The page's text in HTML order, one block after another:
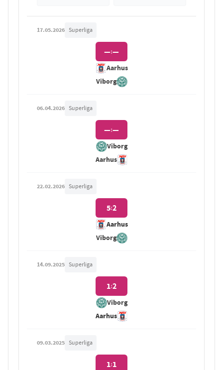
17.05.2026 Superliga
Aarhus
—:—
Viborg
06.04.2026 Superliga
Viborg
—:—
Aarhus
22.02.2026 Superliga
Aarhus
5:2
Viborg
14.09.2025 Superliga
Viborg
1:2
Aarhus
09.03.2025 Superliga
1:1